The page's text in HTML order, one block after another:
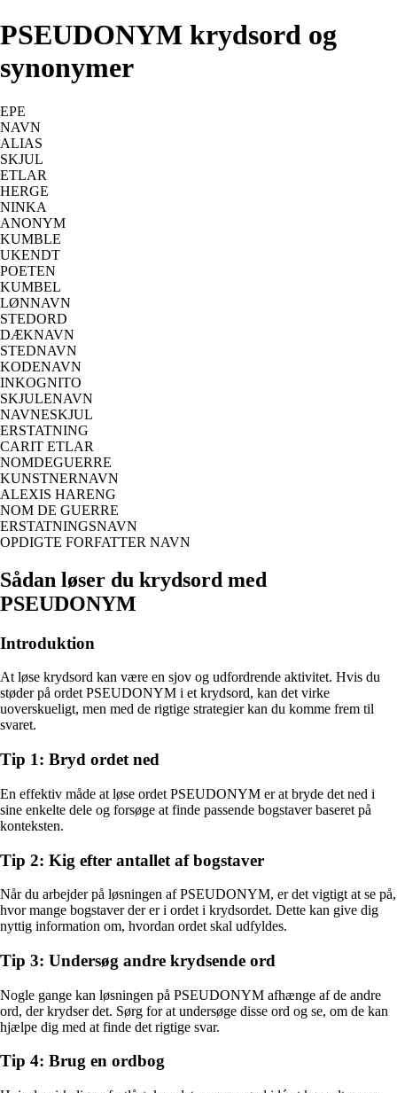
PSEUDONYM krydsord og
synonymer
EPE
NAVN
ALIAS
SKJUL
ETLAR
HERGE
NINKA
ANONYM
KUMBLE
UKENDT
POETEN
KUMBEL
LØNNAVN
STEDORD
DÆKNAVN
STEDNAVN
KODENAVN
INKOGNITO
SKJULENAVN
NAVNESKJUL
ERSTATNING
CARIT ETLAR
NOMDEGUERRE
KUNSTNERNAVN
ALEXIS HARENG
NOM DE GUERRE
ERSTATNINGSNAVN
OPDIGTE FORFATTER NAVN
Sådan løser du krydsord med
PSEUDONYM
Introduktion
At løse krydsord kan være en sjov og udfordrende aktivitet. Hvis du
støder på ordet PSEUDONYM i et krydsord, kan det virke
uoverskueligt, men med de rigtige strategier kan du komme frem til
svaret.
Tip 1: Bryd ordet ned
En effektiv måde at løse ordet PSEUDONYM er at bryde det ned i
sine enkelte dele og forsøge at finde passende bogstaver baseret på
konteksten.
Tip 2: Kig efter antallet af bogstaver
Når du arbejder på løsningen af PSEUDONYM, er det vigtigt at se på,
hvor mange bogstaver der er i ordet i krydsordet. Dette kan give dig
nyttig information om, hvordan ordet skal udfyldes.
Tip 3: Undersøg andre krydsende ord
Nogle gange kan løsningen på PSEUDONYM afhænge af de andre
ord, der krydser det. Sørg for at undersøge disse ord og se, om de kan
hjælpe dig med at finde det rigtige svar.
Tip 4: Brug en ordbog